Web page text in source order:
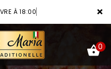
×
À 18:00
0